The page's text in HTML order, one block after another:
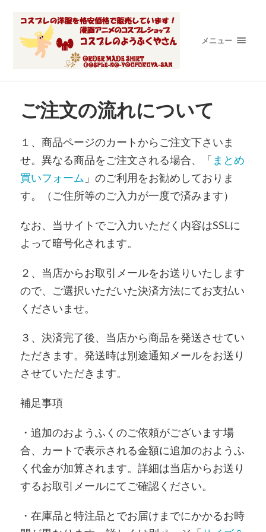
メニュー
ご注文の流れについて
１、商品ページのカートからご注文下さいま
せ。異なる商品をご注文される場合、「 まとめ
買いフォーム 」のご利用をお勧めしておりま
す。（ご住所等のご入力が一度で済みます）
なお、当サイトでご入力いただく内容はSSLに
よって暗号化されます。
２、当店からお取引メールをお送りいたします
ので、ご選択いただいた決済方法にてお支払い
くださいませ。
３、決済完了後、当店から商品を発送させてい
ただきます。発送時は別途通知メールをお送り
させていただきます。
補足事項
・追加のおようふくのご依頼がございます場
合、カートで表示される金額に追加のおようふ
く代金が加算されます。詳細は当店からお送り
するお取引メールにてご確認ください。
・在庫品と特注品とでお届けまでにかかるお時